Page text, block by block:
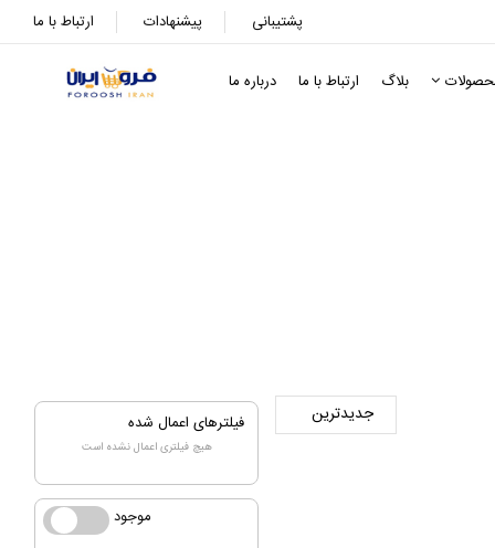
ارتباط با ما پیشنهادات پشتیبانی
بلاگ ارتباط با ما درباره ما
فیلترهای اعمال شده
هیچ فیلتری اعمال نشده است
موجود موجود